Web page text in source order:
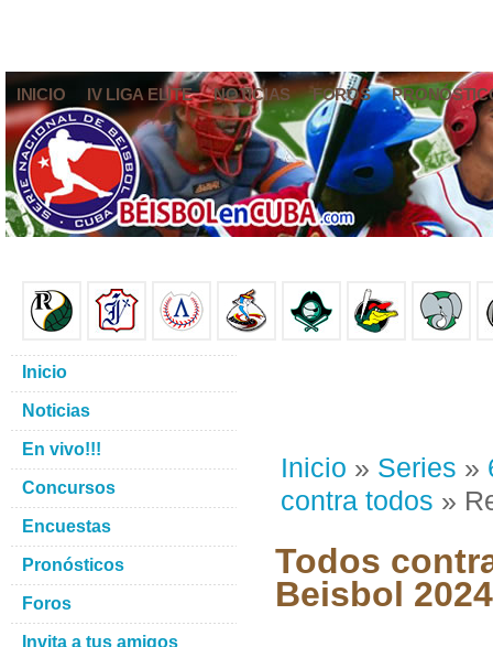
INICIO IV LIGA ELITE NOTICIAS FOROS
Inicio » Series »
contra todos »
Todos
Beisbol 2024
Inicio
Noticias
En vivo!!!
Concursos
Encuestas
Pronósticos
Foros
Invita a tus amigos